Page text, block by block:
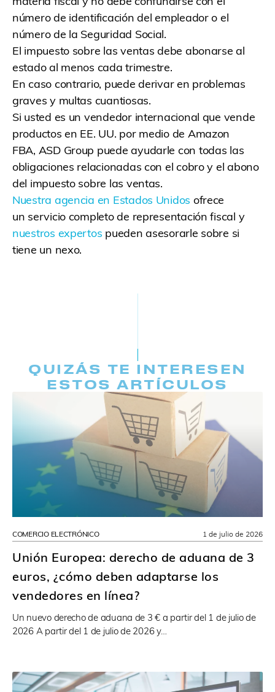
número de identificación del empleador o el
número de la Seguridad Social.
El impuesto sobre las ventas debe abonarse al
estado al menos cada trimestre.
En caso contrario, puede derivar en problemas
graves y multas cuantiosas.
Si usted es un vendedor internacional que vende
productos en EE. UU. por medio de Amazon
FBA, ASD Group puede ayudarle con todas las
obligaciones relacionadas con el cobro y el abono
del impuesto sobre las ventas.
Nuestra agencia en Estados Unidos ofrece
un servicio completo de representación fiscal y
nuestros expertos pueden asesorarle sobre si
tiene un nexo.
QUIZÁS TE INTERESEN
ESTOS ARTÍCULOS
COMERCIO ELECTRÓNICO
Unión Europea: derecho de aduana de 3
euros, ¿cómo deben adaptarse los
vendedores en línea?
Un nuevo derecho de aduana de 3 € a partir del 1 de julio de
2026 A partir del 1 de julio de 2026 y…
1 de julio de 2026